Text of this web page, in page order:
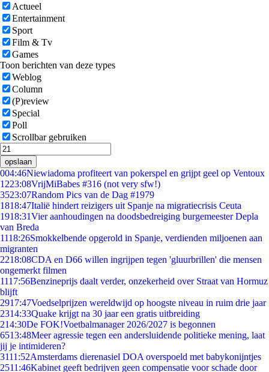
Actueel
Entertainment
Sport
Film & Tv
Games
Toon berichten van deze types
Weblog
Column
(P)review
Special
Poll
Scrollbar gebruiken
opslaan
004:46Niewiadoma profiteert van pokerspel en grijpt geel op Ventoux
1223:08VrijMiBabes #316 (not very sfw!)
3523:07Random Pics van de Dag #1979
1818:47Italië hindert reizigers uit Spanje na migratiecrisis Ceuta
1918:31Vier aanhoudingen na doodsbedreiging burgemeester Depla
van Breda
1118:26Smokkelbende opgerold in Spanje, verdienden miljoenen aan
migranten
2218:08CDA en D66 willen ingrijpen tegen 'gluurbrillen' die mensen
ongemerkt filmen
1117:56Benzineprijs daalt verder, onzekerheid over Straat van Hormuz
blijft
2917:47Voedselprijzen wereldwijd op hoogste niveau in ruim drie jaar
2314:33Quake krijgt na 30 jaar een gratis uitbreiding
214:30De FOK!Voetbalmanager 2026/2027 is begonnen
6513:48Meer agressie tegen een andersluidende politieke mening, laat
jij je intimideren?
3111:52Amsterdams dierenasiel DOA overspoeld met babykonijntjes
2511:46Kabinet geeft bedrijven geen compensatie voor schade door